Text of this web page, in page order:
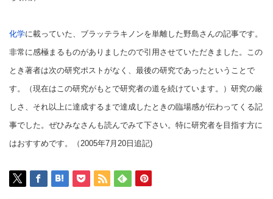
化学に載っていた、ブラッテラキノンを単離した野島さんの記事です。
非常に感極まるものがありましたので引用させていただきました。この
とき著者は次の研究ポストがなく、最後の研究であったということで
す。（現在はこの研究がもとで研究者の道を続けています。）研究の厳
しさ、それ以上に達成するまで達成したときの臨場感が伝わってくる記
事でした。ぜひみなさんも読んでみて下さい。特に研究者を目指す方に
はおすすめです。（2005年7月20日追記)